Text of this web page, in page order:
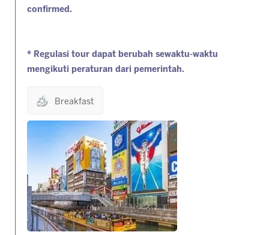
confirmed.
* Regulasi tour dapat berubah sewaktu-waktu
mengikuti peraturan dari pemerintah.
Breakfast